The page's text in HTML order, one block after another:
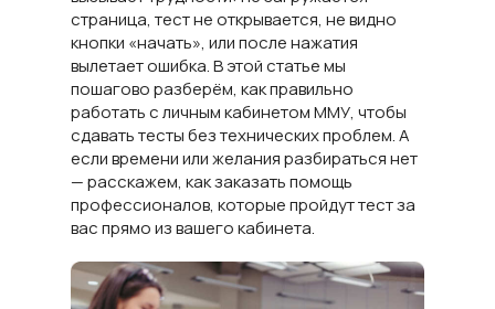
страница, тест не открывается, не видно
кнопки «начать», или после нажатия
вылетает ошибка. В этой статье мы
пошагово разберём, как правильно
работать с личным кабинетом ММУ, чтобы
сдавать тесты без технических проблем. А
если времени или желания разбираться нет
— расскажем, как заказать помощь
профессионалов, которые пройдут тест за
вас прямо из вашего кабинета.